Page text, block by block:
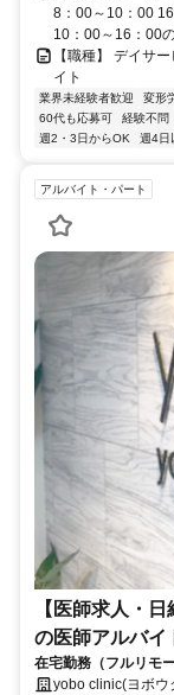
8：00～10：00
10：00～16：00
【職種】 デイサ
イト
業界未経験者歓迎 変形
60代も応募可
経験不問
週2・3日からOK
週4日
アルバイト・パート
【医師求人・
の医師アルバイ
在宅勤務（フルリモ
スマホ支給！
yobo clinic(ヨボウ